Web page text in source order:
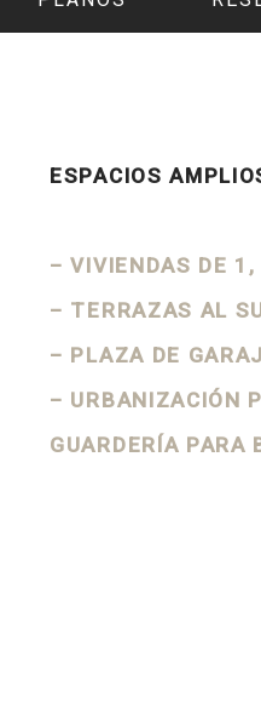
ESPACIOS
– VIVIENDAS DE
– TERRAZAS AL
– PLAZA DE
– URBANIZACIÓN
GUARDERÍA PARA